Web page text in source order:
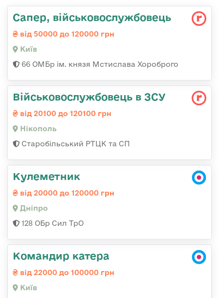
Сапер, військовослужбовець
від 50000 до 120000 грн
Київ
66 ОМБр ім. князя Мстислава Хороброго
Військовослужбовець в ЗСУ
від 20100 до 120100 грн
Нікополь
Старобільський РТЦК та СП
Кулеметник
від 20000 до 120000 грн
Дніпро
128 ОБр Сил ТрО
Командир катера
від 22000 до 100000 грн
Київ